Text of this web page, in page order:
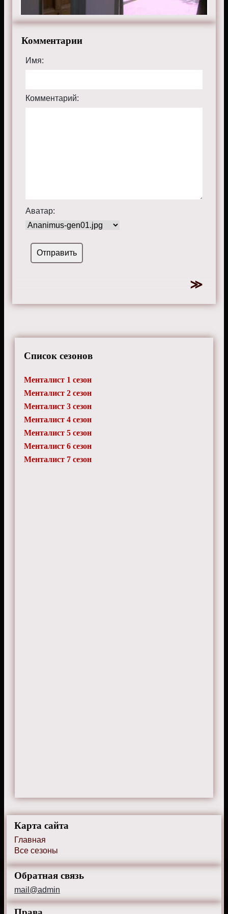
Комментарии
Имя:
Комментарий:
Аватар:
Список сезонов
Менталист 1 сезон
Менталист 2 сезон
Менталист 3 сезон
Менталист 4 сезон
Менталист 5 сезон
Менталист 6 сезон
Менталист 7 сезон
Карта сайта
Главная
Все сезоны
Обратная связь
mail@admin